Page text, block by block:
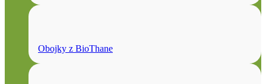
Obojky z BioThane